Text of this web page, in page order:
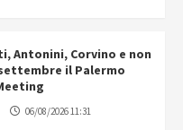
Antonini, Corvino e non
il Palermo
06/08/2026 11:31